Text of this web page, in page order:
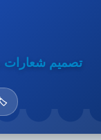
تصميم شعارات